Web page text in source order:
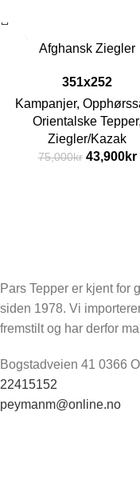
Afghansk Ziegler
351x252
Kampanjer,
Orientalske Tepper,
Ziegler/Kazak
75,000kr 43,900kr
Pars Tepper er kjent for
siden 1978. Vi
fremstilt og har derfor
Bogstadveien 41 0366
22415152
peymanm@online.no